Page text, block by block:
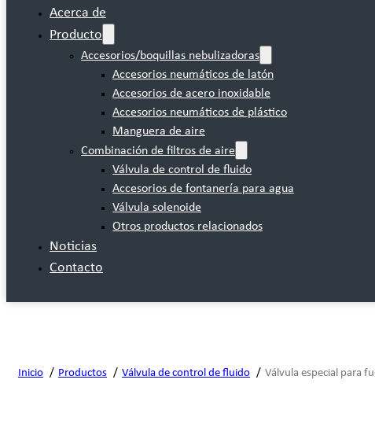
Acerca de
Producto
Accesorios/boquillas nebulizadoras
Accesorios neumáticos de latón
Accesorios de acero inoxidable
Accesorios neumáticos de plástico
Manguera de aire
Combinación de filtros de aire
Válvula de control de fluido
Accesorios de fontanería para agua
Válvula solenoide
Otros productos relacionados
Noticias
Contacto
Inicio Productos Válvula de control de fluido Válvula especial para